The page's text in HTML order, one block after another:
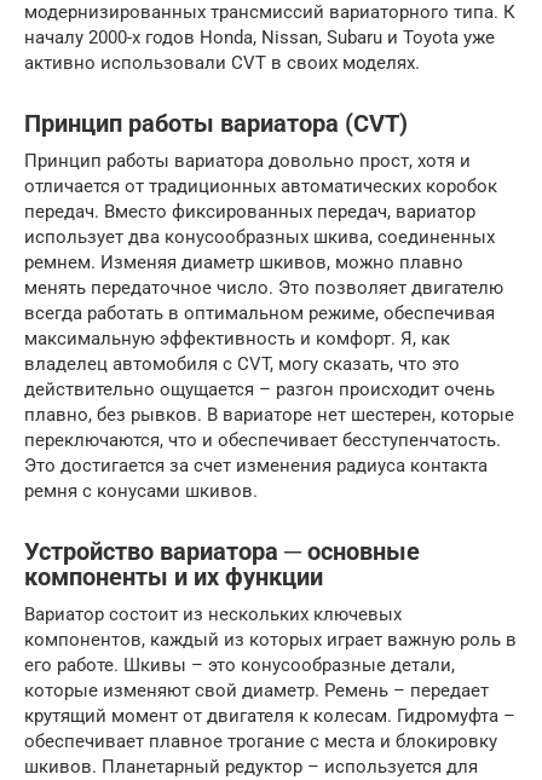
модернизированных трансмиссий вариаторного типа. К
началу 2000-х годов Honda, Nissan, Subaru и Toyota уже
активно использовали CVT в своих моделях.
Принцип работы вариатора (CVT)
Принцип работы вариатора довольно прост, хотя и
отличается от традиционных автоматических коробок
передач. Вместо фиксированных передач, вариатор
использует два конусообразных шкива, соединенных
ремнем. Изменяя диаметр шкивов, можно плавно
менять передаточное число. Это позволяет двигателю
всегда работать в оптимальном режиме, обеспечивая
максимальную эффективность и комфорт. Я, как
владелец автомобиля с CVT, могу сказать, что это
действительно ощущается – разгон происходит очень
плавно, без рывков. В вариаторе нет шестерен, которые
переключаются, что и обеспечивает бесступенчатость.
Это достигается за счет изменения радиуса контакта
ремня с конусами шкивов.
Устройство вариатора ─ основные
компоненты и их функции
Вариатор состоит из нескольких ключевых
компонентов, каждый из которых играет важную роль в
его работе. Шкивы – это конусообразные детали,
которые изменяют свой диаметр. Ремень – передает
крутящий момент от двигателя к колесам. Гидромуфта –
обеспечивает плавное трогание с места и блокировку
шкивов. Планетарный редуктор – используется для